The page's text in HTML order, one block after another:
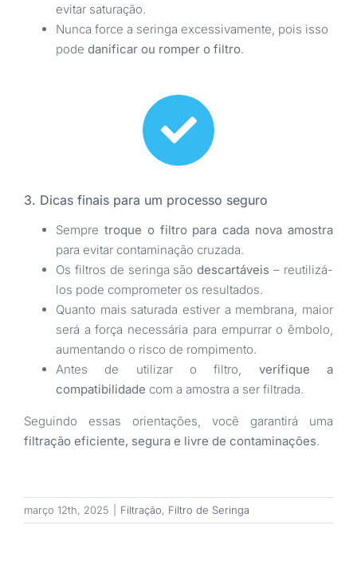
evitar saturação.
Nunca force a seringa excessivamente, pois isso
pode danificar ou romper o filtro.
3. Dicas finais para um processo seguro
Sempre troque o filtro para cada nova amostra
para evitar contaminação cruzada.
Os filtros de seringa sãodescartáveis – reutilizá-
los pode comprometer os resultados.
Quanto mais saturada estiver a membrana, maior
será a força necessária para empurrar o êmbolo,
aumentando o risco de rompimento.
Antes de utilizar o filtro, verifique a
compatibilidade com a amostra a ser filtrada.
Seguindo essas orientações, você garantirá uma
filtração eficiente, segura e livre de contaminações.
março 12th, 2025 Filtração, Filtro de Seringa